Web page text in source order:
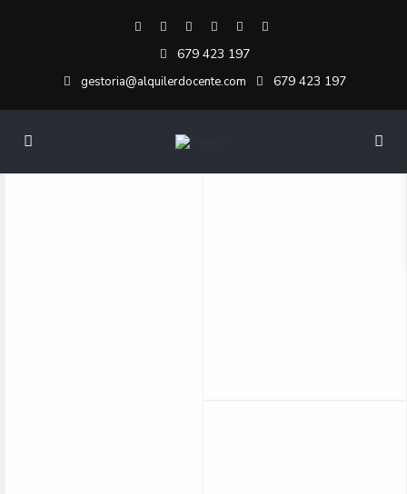
679 423 197
gestoria@alquilerdocente.com 679 423 197